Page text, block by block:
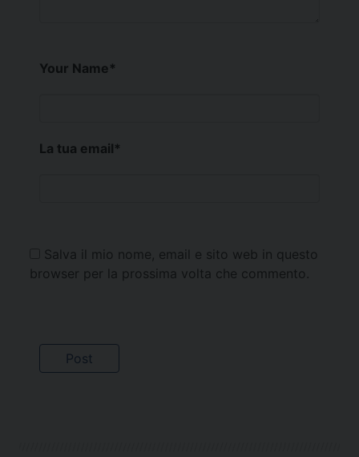
Your Name*
La tua email*
Salva il mio nome, email e sito web in questo
browser per la prossima volta che commento.